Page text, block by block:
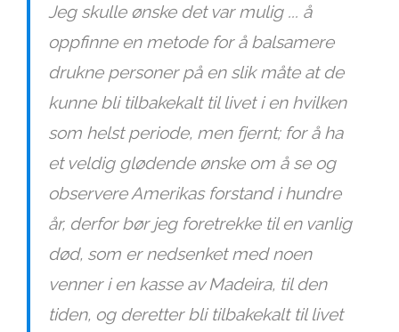
Jeg skulle ønske det var mulig ... å
oppfinne en metode for å balsamere
drukne personer på en slik måte at de
kunne bli tilbakekalt til livet i en hvilken
som helst periode, men fjernt; for å ha
et veldig glødende ønske om å se og
observere Amerikas forstand i hundre
år, derfor bør jeg foretrekke til en vanlig
død, som er nedsenket med noen
venner i en kasse av Madeira, til den
tiden, og deretter bli tilbakekalt til livet